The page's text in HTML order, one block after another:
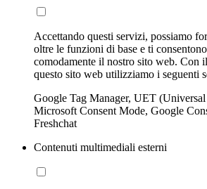
Accettando questi servizi, possiamo
oltre le funzioni di base e ti
comodamente il nostro sito web. Con
questo sito web utilizziamo i seguenti
Google Tag Manager, UET
Microsoft Consent Mode, Google
Freshchat
Contenuti multimediali esterni